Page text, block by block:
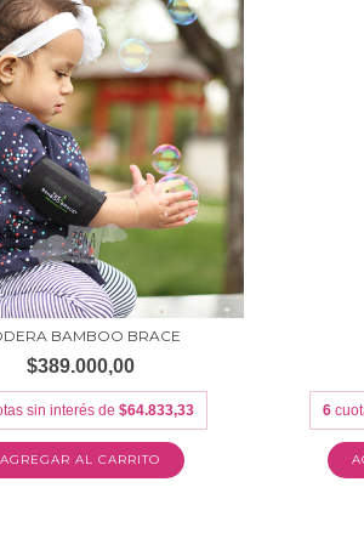
BAMBOO BRACE
$389.000,00
sin interés de $64.833,33
AGREGAR AL CARRITO
6